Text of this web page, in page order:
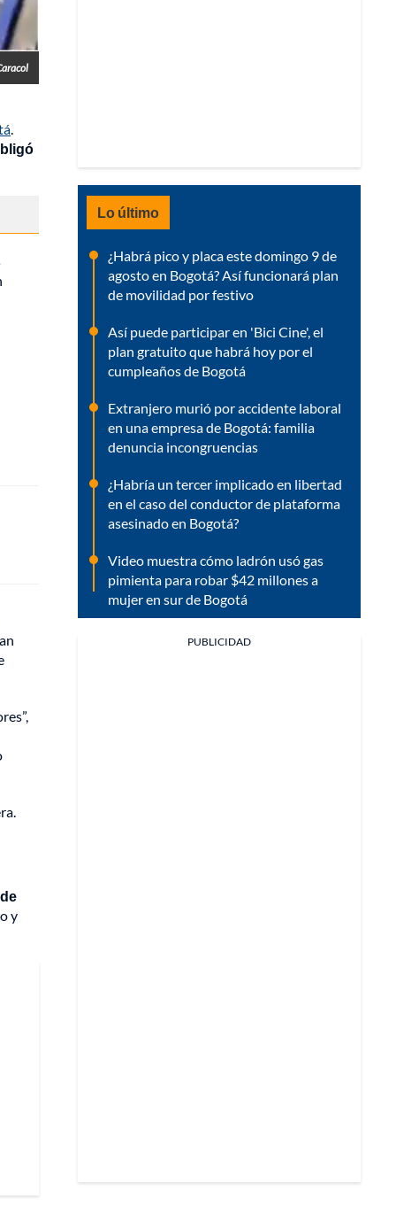
.
y
Lo último
¿Habrá pico y placa este domingo 9 de
agosto en Bogotá? Así funcionará plan
de movilidad por festivo
Así puede participar en 'Bici Cine', el
plan gratuito que habrá hoy por el
cumpleaños de Bogotá
Extranjero murió por accidente laboral
en una empresa de Bogotá: familia
denuncia incongruencias
¿Habría un tercer implicado en libertad
en el caso del conductor de plataforma
asesinado en Bogotá?
Video muestra cómo ladrón usó gas
pimienta para robar $42 millones a
mujer en sur de Bogotá
PUBLICIDAD